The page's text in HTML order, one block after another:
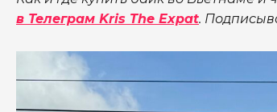
в Телеграм Kris The Expat.